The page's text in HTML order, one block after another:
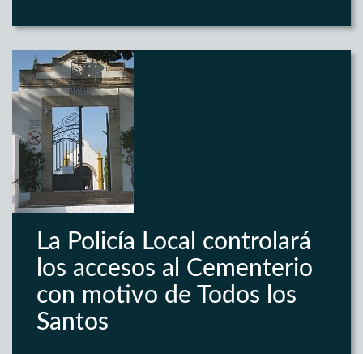
La Policía Local controlará
los accesos al Cementerio
con motivo de Todos los
Santos